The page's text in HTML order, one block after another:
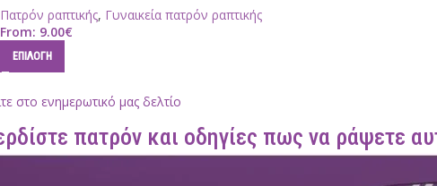
Πατρόν ραπτικής, Γυναικεία πατρόν ραπτικής
From: 9.00€
ΕΠΙΛΟΓΉ
στο ενημερωτικό μας δελτίο
πατρόν και οδηγίες πως να ράψετε